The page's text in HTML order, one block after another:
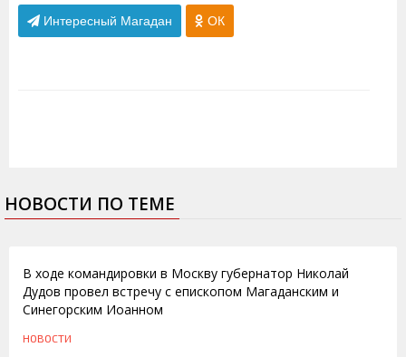
Интересный Магадан ОК
НОВОСТИ ПО ТЕМЕ
В ходе командировки в Москву губернатор Николай
Дудов провел встречу с епископом Магаданским и
Синегорским Иоанном
НОВОСТИ